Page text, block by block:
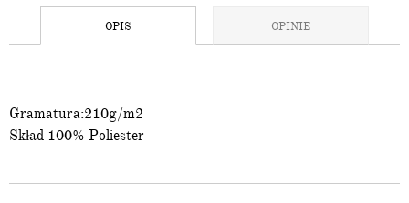
OPIS OPINIE
Gramatura:210g/m2
Skład 100% Poliester